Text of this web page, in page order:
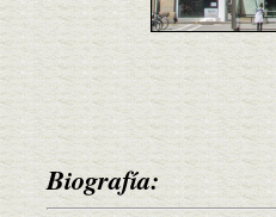
Biografía: